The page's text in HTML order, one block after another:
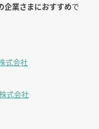
企業さまにおすすめで
式会社
式会社